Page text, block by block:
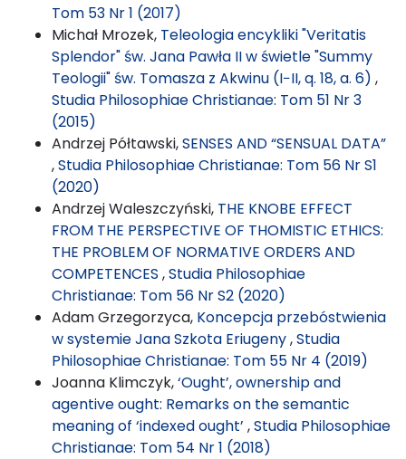
Tom 53 Nr 1 (2017)
Michał Mrozek, Teleologia encykliki "Veritatis
Splendor" św. Jana Pawła II w świetle "Summy
Teologii" św. Tomasza z Akwinu (I−II, q. 18, a. 6) ,
Studia Philosophiae Christianae: Tom 51 Nr 3
(2015)
Andrzej Półtawski,SENSES AND “SENSUAL DATA”
,Studia Philosophiae Christianae: Tom 56 Nr S1
(2020)
Andrzej Waleszczyński, THE KNOBE EFFECT
FROM THE PERSPECTIVE OF THOMISTIC ETHICS:
THE PROBLEM OF NORMATIVE ORDERS AND
COMPETENCES ,Studia Philosophiae
Christianae: Tom 56 Nr S2 (2020)
Adam Grzegorzyca, Koncepcja przebóstwienia
w systemie Jana Szkota Eriugeny,Studia
Philosophiae Christianae: Tom 55 Nr 4 (2019)
Joanna Klimczyk,‘Ought’, ownership and
agentive ought: Remarks on the semantic
meaning of ‘indexed ought’ ,Studia Philosophiae
Christianae: Tom 54 Nr 1 (2018)